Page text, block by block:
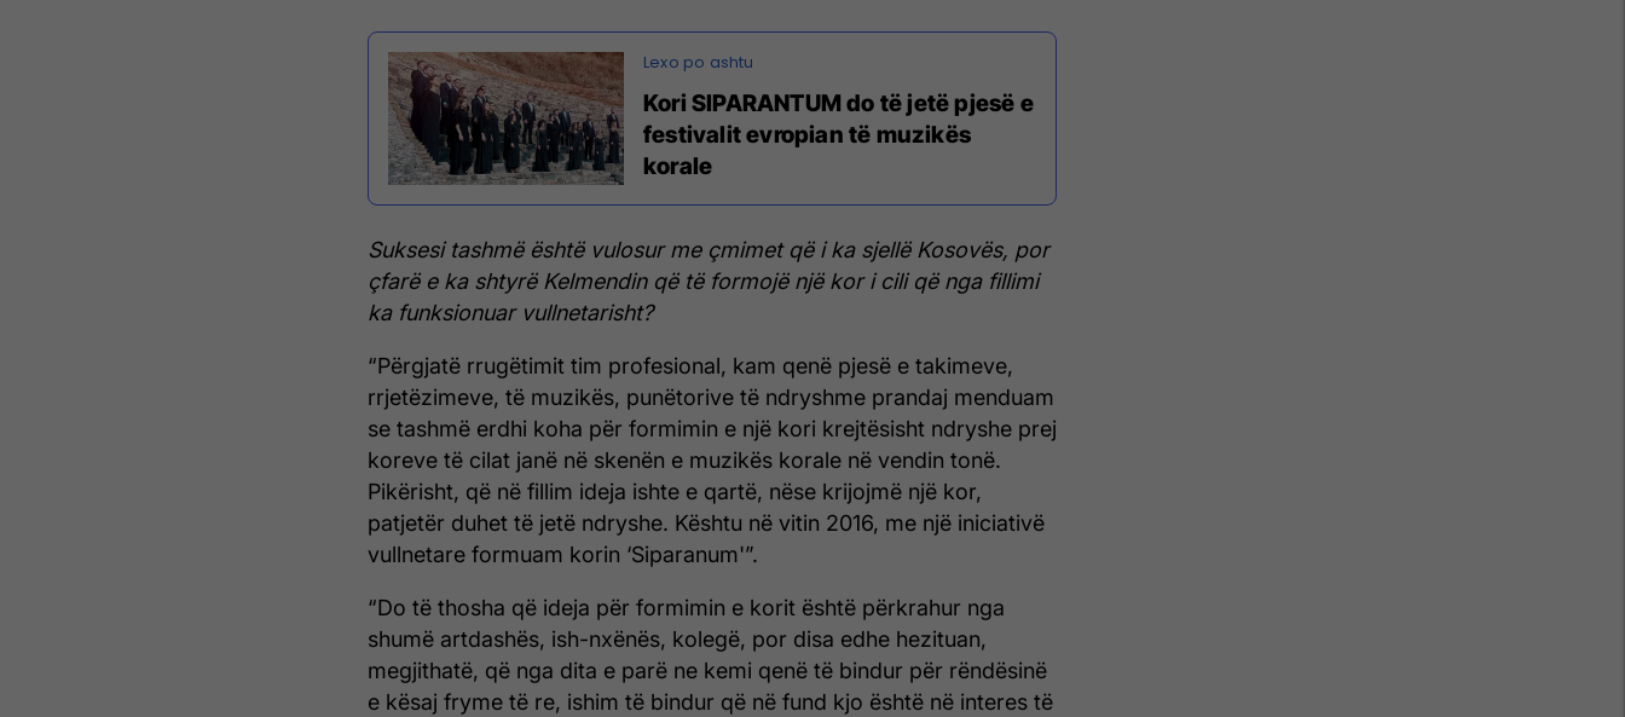
Kori SIPARANTUM do të jetë pjesë e
festivalit evropian të muzikës
korale
Suksesi tashmë është vulosur me çmimet që i ka sjellë Kosovës, por
çfarë e ka shtyrë Kelmendin që të formojë një kor i cili që nga fillimi
ka funksionuar vullnetarisht?
“Përgjatë rrugëtimit tim profesional, kam qenë pjesë e takimeve,
rrjetëzimeve, të muzikës, punëtorive të ndryshme prandaj menduam
se tashmë erdhi koha për formimin e një kori krejtësisht ndryshe prej
koreve të cilat janë në skenën e muzikës korale në vendin tonë.
Pikërisht, që në fillim ideja ishte e qartë, nëse krijojmë një kor,
patjetër duhet të jetë ndryshe. Kështu në vitin 2016, me një iniciativë
vullnetare formuam korin ‘Siparanum'”.
“Do të thosha që ideja për formimin e korit është përkrahur nga
shumë artdashës, ish-nxënës, kolegë, por disa edhe hezituan,
megjithatë, që nga dita e parë ne kemi qenë të bindur për rëndësinë
e kësaj fryme të re, ishim të bindur që në fund kjo është në interes të